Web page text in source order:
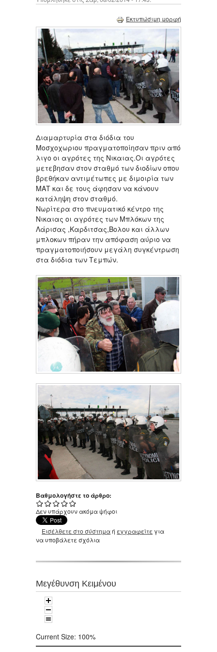
Εκτυπώσιμη μορφή
Διαμαρτυρία στα διόδια του
Μοσχοχωριου πραγματοποίησαν πριν από
λιγο οι αγρότες της Νικαιας.Οι αγρότες
μετεβησαν στον σταθμό των διοδίων οπου
βρεθήκαν αντιμέτωπες με διμοιρία των
ΜΑΤ και δε τους άφησαν να κάνουν
κατάληψη στον σταθμό.
Νωρίτερα στο πνευματικό κέντρο της
Νικαιας οι αγρότες των Μπλόκων της
Λάρισας ,Καρδιτσας,Βολου και άλλων
μπλοκων πήραν την απόφαση αύριο να
πραγματοποιήσουν μεγάλη συγκέντρωση
στα διόδια των Τεμπών.
Βαθμολογήστε το άρθρο:
Δεν υπάρχουν ακόμα ψήφοι
Εισέλθετε στο σύστημαή εγγραφείτε για
να υποβάλετε σχόλια
Μεγέθυνση Κειμένου
Current Size: 100%